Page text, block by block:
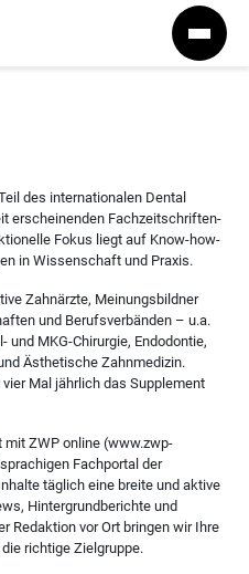
des internationalen Dental
erscheinenden Fachzeitschriften-
Fokus liegt auf Know-how-
in Wissenschaft und Praxis.
Zahnärzte, Meinungsbildner
und Berufsverbänden – u.a.
und MKG-Chirurgie, Endodontie,
Ästhetische Zahnmedizin.
Mal jährlich das Supplement
mit ZWP online (www.zwp-
Fachportal der
täglich eine breite und aktive
Hintergrundberichte und
Redaktion vor Ort bringen wir Ihre
richtige Zielgruppe.